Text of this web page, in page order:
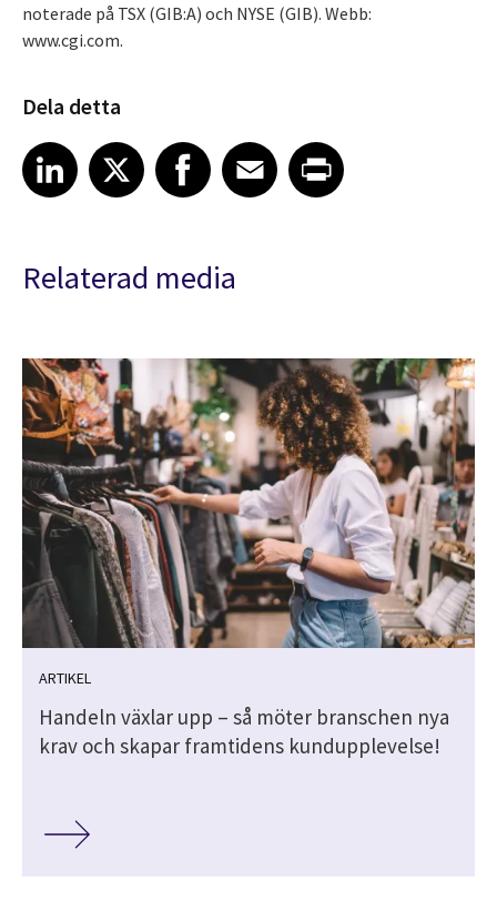
noterade på TSX (GIB:A) och NYSE (GIB). Webb:
www.cgi.com.
Dela detta
Share article on LinkedIn
LinkedIn
Share article on XShare article on Facebook
Facebook
Share article on Email
EmailShare article on Print
Relaterad media
ARTIKEL
Handeln växlar upp – så möter branschen nya
krav och skapar framtidens kundupplevelse!